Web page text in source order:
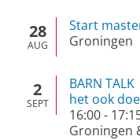
28
AUG
Start
Groningen
2
SEPT
BARN
het ook
16:00-
Groningen